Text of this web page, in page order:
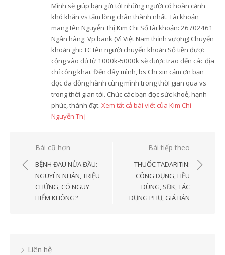
Mình sẽ giúp bạn gửi tới những người có hoàn cảnh
khó khăn vs tấm lòng chân thành nhất. Tài khoản
mang tên Nguyễn Thị Kim Chi Số tài khoản: 26702461
Ngân hàng: Vp bank (Vì Việt Nam thịnh vượng) Chuyển
khoản ghi: TC tên người chuyển khoản Số tiền được
cộng vào đủ từ 1000k-5000k sẽ được trao đến các địa
chỉ công khai. Đến đây mình, bs Chi xin cảm ơn bạn
đọc đã đồng hành cùng mình trong thời gian qua vs
trong thời gian tới. Chúc các bạn đọc sức khoẻ, hạnh
phúc, thành đạt. Xem tất cả bài viết của Kim Chi
Nguyễn Thị
Điều
hướng
viết
Bài cũ hơn
BỆNH ĐAU NỬA ĐẦU:
NGUYÊN NHÂN, TRIỆU
CHỨNG, CÓ NGUY
HIỂM KHÔNG?
Bài tiếp theo
THUỐC TADARITIN:
CÔNG DỤNG, LIỀU
DÙNG, SĐK, TÁC
DỤNG PHỤ, GIÁ BÁN
Liên hệ